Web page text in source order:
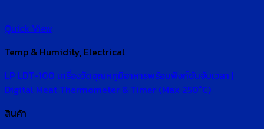
Quick View
Temp & Humidity, Electrical
LP LDT-100 เครื่องวัดอุณหภูมิอาหารพร้อมฟังก์ชันจับเวลา |
Digital Meat Thermometer & Timer (Max 250°C)
สินค้า